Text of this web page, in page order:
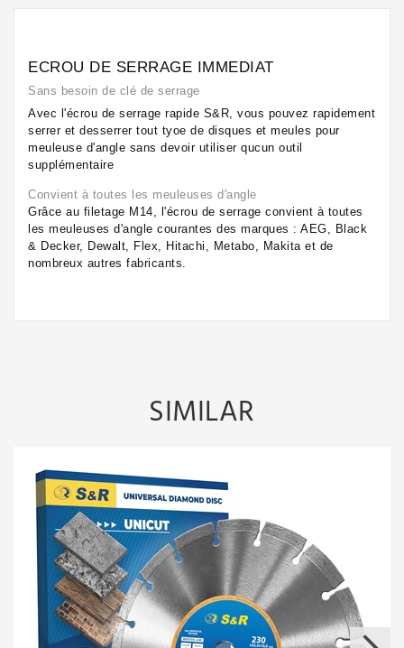
ECROU DE SERRAGE IMMEDIAT
Sans besoin de clé de serrage
Avec l'écrou de serrage rapide S&R, vous pouvez rapidement
serrer et desserrer tout tyoe de disques et meules pour
meuleuse d'angle sans devoir utiliser qucun outil
supplémentaire
Convient à toutes les meuleuses d'angle
Grâce au filetage M14, l'écrou de serrage convient à toutes
les meuleuses d'angle courantes des marques : AEG, Black
& Decker, Dewalt, Flex, Hitachi, Metabo, Makita et de
nombreux autres fabricants.
SIMILAR